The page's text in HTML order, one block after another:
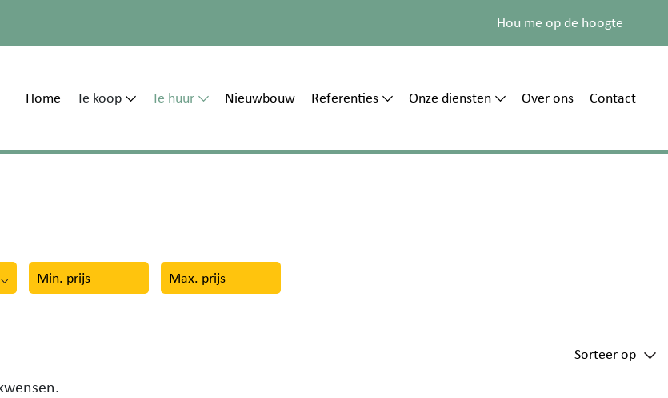
Hou me op de hoogte
Home Te koop Te huur Nieuwbouw Referenties Onze diensten Over ons Contact
Sorteer op